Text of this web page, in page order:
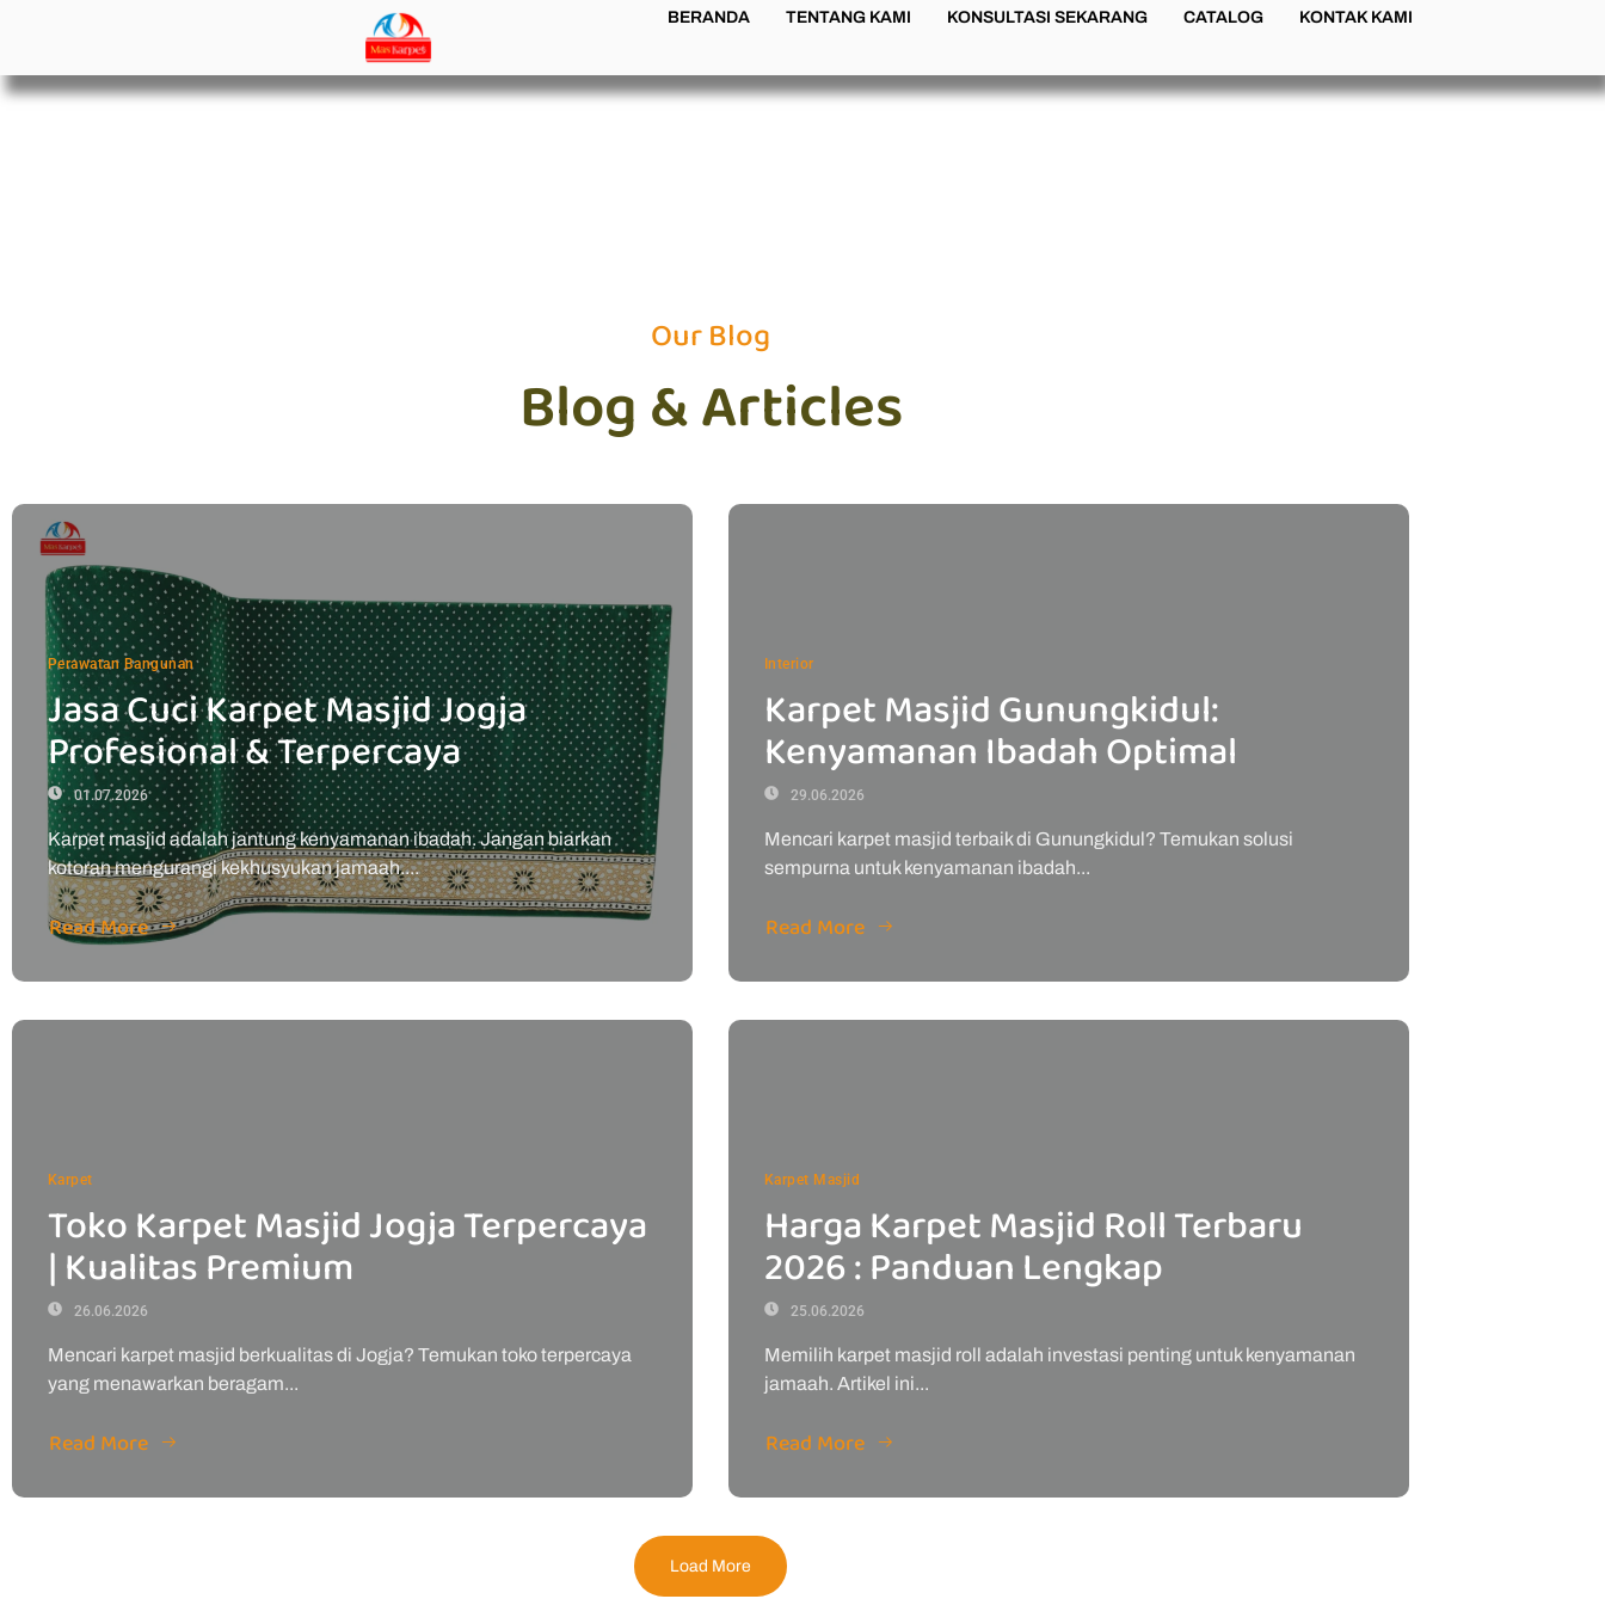
BERANDA TENTANG KAMI KONSULTASI SEKARANG CATALOG KONTAK KAMI
Our Blog
Blog & Articles
Perawatan Bangunan
Jasa Cuci Karpet Masjid Jogja
Profesional & Terpercaya
01.07.2026
Karpet masjid adalah jantung kenyamanan ibadah. Jangan biarkan
kotoran mengurangi kekhusyukan jamaah....
Read More
Interior
Karpet Masjid Gunungkidul:
Kenyamanan Ibadah Optimal
29.06.2026
Mencari karpet masjid terbaik di Gunungkidul? Temukan solusi
sempurna untuk kenyamanan ibadah...
Read More
Karpet
Toko Karpet Masjid Jogja Terpercaya
| Kualitas Premium
26.06.2026
Mencari karpet masjid berkualitas di Jogja? Temukan toko terpercaya
yang menawarkan beragam...
Read More
Karpet Masjid
Harga Karpet Masjid Roll Terbaru
2026 : Panduan Lengkap
25.06.2026
Memilih karpet masjid roll adalah investasi penting untuk kenyamanan
jamaah. Artikel ini...
Read More
Load More